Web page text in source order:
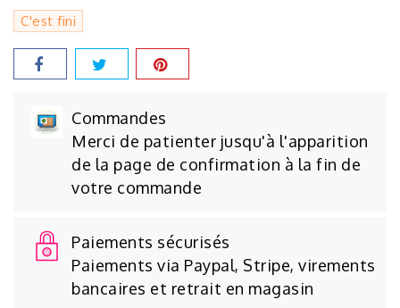
C'est fini
Commandes
Merci de patienter jusqu'à l'apparition
de la page de confirmation à la fin de
votre commande
Paiements sécurisés
Paiements via Paypal, Stripe, virements
bancaires et retrait en magasin